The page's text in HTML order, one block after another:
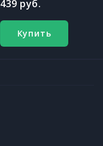
439 руб.
Купить